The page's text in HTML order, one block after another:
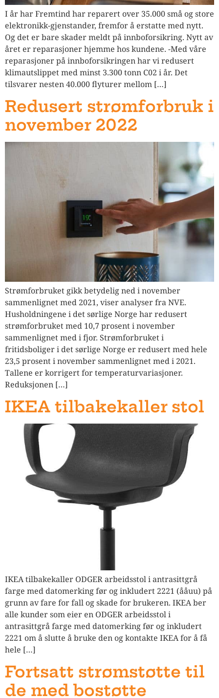
I år har Fremtind har reparert over 35.000 små og store
elektronikk-gjenstander, fremfor å erstatte med nytt.
Og det er bare skader meldt på innboforsikring. Nytt av
året er reparasjoner hjemme hos kundene. -Med våre
reparasjoner på innboforsikringen har vi redusert
klimautslippet med minst 3.300 tonn C02 i år. Det
tilsvarer nesten 40.000 flyturer mellom […]
Redusert strømforbruk i
november 2022
Strømforbruket gikk betydelig ned i november
sammenlignet med 2021, viser analyser fra NVE.
Husholdningene i det sørlige Norge har redusert
strømforbruket med 10,7 prosent i november
sammenlignet med i fjor. Strømforbruket i
fritidsboliger i det sørlige Norge er redusert med hele
23,5 prosent i november sammenlignet med i 2021.
Tallene er korrigert for temperaturvariasjoner.
Reduksjonen […]
IKEA tilbakekaller stol
IKEA tilbakekaller ODGER arbeidsstol i antrasittgrå
farge med datomerking før og inkludert 2221 (ååuu) på
grunn av fare for fall og skade for brukeren. IKEA ber
alle kunder som eier en ODGER arbeidsstol i
antrasittgrå farge med datomerking før og inkludert
2221 om å slutte å bruke den og kontakte IKEA for å få
hele […]
Fortsatt strømstøtte til
de med bostøtte